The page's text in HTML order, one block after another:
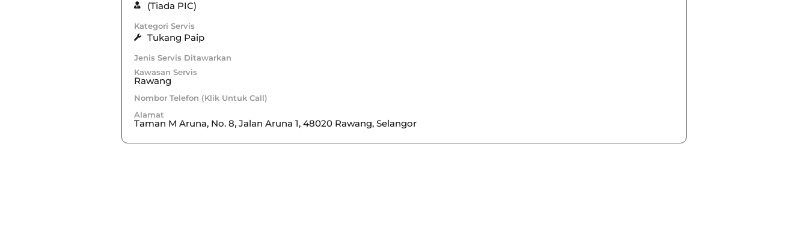
(Tiada PIC)
Kategori Servis
Tukang Paip
Jenis Servis Ditawarkan
Kawasan Servis
Rawang
Nombor Telefon (Klik Untuk Call)
Alamat
Taman M Aruna, No. 8, Jalan Aruna 1, 48020 Rawang, Selangor